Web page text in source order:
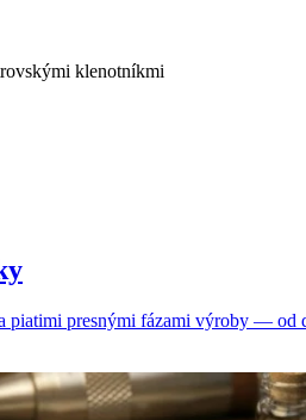
klenotníkmi
piatimi presnými fázami výroby —